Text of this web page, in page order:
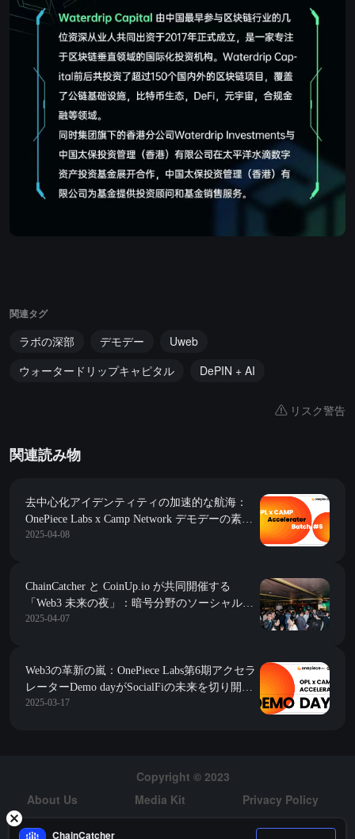
関連タグ
ラボの深部 デモデー
Uweb
ウォータードリップキャピタル
DePIN + AI
リスク警告
関連読み物
去中心化アイデンティティの加速的な航海：
OnePiece Labs x Camp Network デモデーの素晴
らしい振り返り
2025-04-08
ChainCatcher と CoinUp.io が共同開催する
「Web3 未来の夜」：暗号分野のソーシャルフ
ェスティバルと洞察の共有
2025-04-07
Web3の革新の嵐：OnePiece Labs第6期アクセラ
レーターDemo dayがSocialFiの未来を切り開
く！
2025-03-17
Copyright © 2023
About Us
Media Kit
Privacy Policy
Risk Warning
Hiring
ChainCatcher